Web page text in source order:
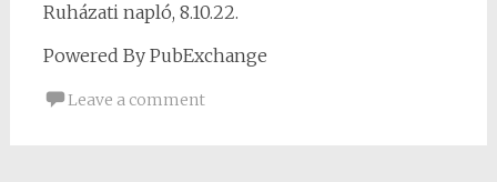
Ruházati napló, 8.10.22.
Powered By PubExchange
Leave a comment